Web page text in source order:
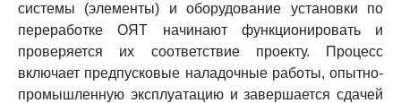
системы (элементы) и оборудование установки по
переработке ОЯТ начинают функционировать и
проверяется их соответствие проекту. Процесс
включает предпусковые наладочные работы, опытно-
промышленную эксплуатацию и завершается сдачей